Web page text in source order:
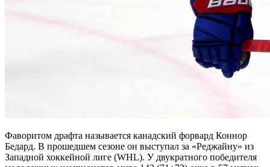
Фаворитом драфта называется канадский форвард Коннор
Бедард. В прошедшем сезоне он выступал за «Реджайну» из
Западной хоккейной лиге (WHL). У двукратного победителя